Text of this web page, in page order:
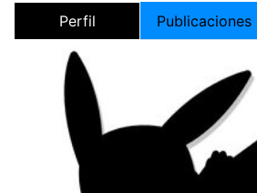
Perfil Publicaciones